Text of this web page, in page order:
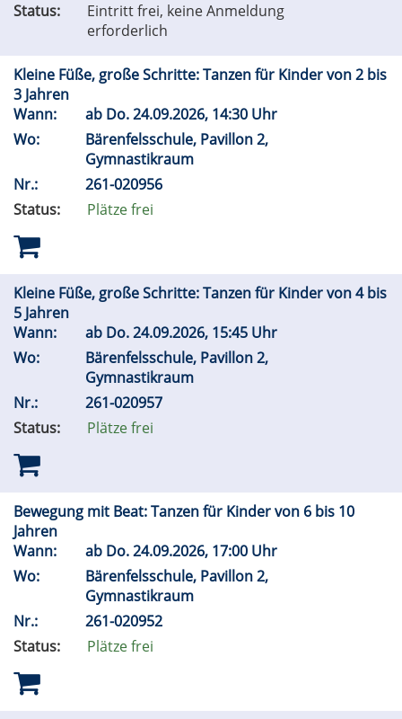
Status:
Eintritt frei, keine Anmeldung
erforderlich
Kleine Füße, große Schritte: Tanzen für Kinder von 2 bis
3 Jahren
Wann:
ab Do.24.09.2026, 14:30 Uhr
Wo:
Bärenfelsschule, Pavillon 2,
Gymnastikraum
Nr.:
261-020956
Status:
Plätze frei
Kleine Füße, große Schritte: Tanzen für Kinder von 4 bis
5 Jahren
Wann:
ab Do.24.09.2026, 15:45 Uhr
Wo:
Bärenfelsschule, Pavillon 2,
Gymnastikraum
Nr.:
261-020957
Status:
Plätze frei
Bewegung mit Beat: Tanzen für Kinder von 6 bis 10
Jahren
Wann:
ab Do.24.09.2026, 17:00 Uhr
Wo:
Bärenfelsschule, Pavillon 2,
Gymnastikraum
Nr.:
261-020952
Status:
Plätze frei